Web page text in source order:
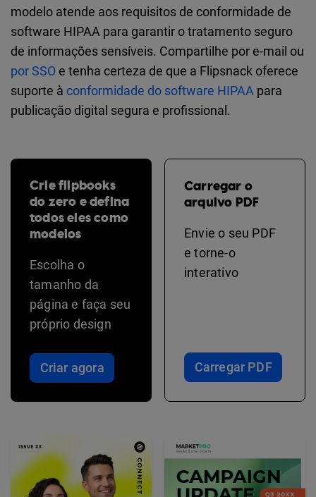
modelo atende aos requisitos de conformidade de
software HIPAA para garantir o tratamento seguro
de informações sensíveis. Compartilhe por e-mail ou
por SSO e tenha certeza de que a Flipsnack oferece
suporte à conformidade do software HIPAA para
publicação digital segura e profissional.
Crie flipbooks
do zero e defina
todos eles como
modelos
Escolha o
tamanho da
página e faça seu
próprio design
Criar agora
Carregar o
arquivo PDF
Envie o seu PDF
e torne-o
interativo
Carregar PDF